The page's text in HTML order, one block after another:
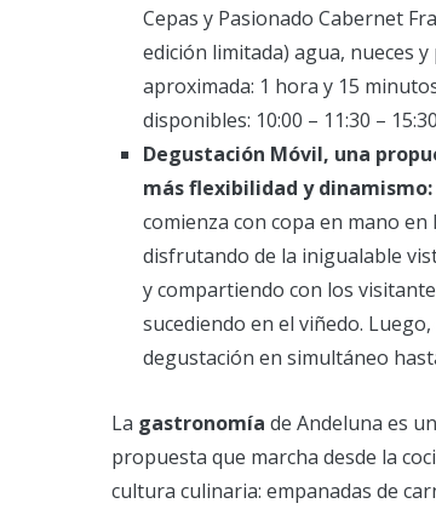
Cepas y Pasionado Cabernet
edición limitada) agua, nueces y
aproximada: 1 hora y 15
disponibles: 10:00 – 11:30 –
Degustación Móvil, una
más flexibilidad y dinamismo:
comienza con copa en mano en
disfrutando de la inigualable
y compartiendo con los
sucediendo en el viñedo.
degustación en simultáneo
La gastronomía de Andeluna es
propuesta que marcha desde la
cultura culinaria: empanadas de